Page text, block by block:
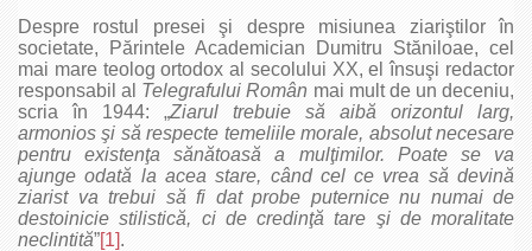
Despre rostul presei şi despre misiunea ziariştilor în
societate, Părintele Academician Dumitru Stăniloae, cel
mai mare teolog ortodox al secolului XX, el însuşi redactor
responsabil al Telegrafului Român mai mult de un deceniu,
scria în 1944: „Ziarul trebuie să aibă orizontul larg,
armonios şi să respecte temeliile morale, absolut necesare
pentru existenţa sănătoasă a mulţimilor. Poate se va
ajunge odată la acea stare, când cel ce vrea să devină
ziarist va trebui să fi dat probe puternice nu numai de
destoinicie stilistică, ci de credinţă tare şi de moralitate
neclintită”[1].